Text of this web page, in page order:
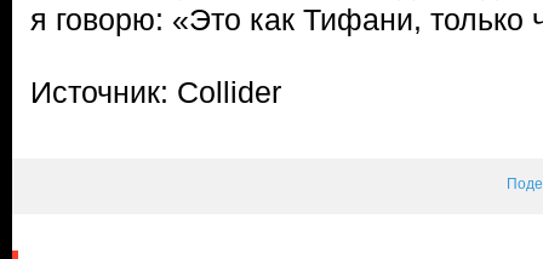
я говорю: «Это как Тифани, только
Источник: Collider